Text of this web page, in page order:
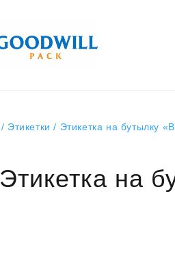
/ Этикетки / Этикетка на бутылку
Этикетка на